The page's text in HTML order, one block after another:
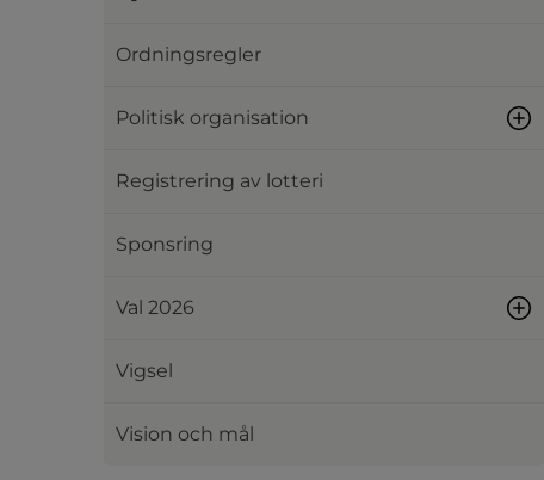
Ordningsregler
Politisk organisation
Registrering av lotteri
Sponsring
Val 2026
Vigsel
Vision och mål